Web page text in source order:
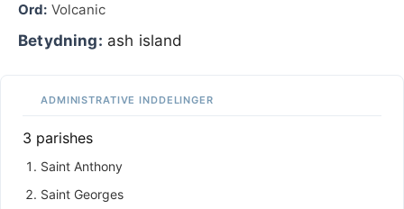
Ord: Volcanic
Betydning: ash island
ADMINISTRATIVE INDDELINGER
3 parishes
Saint Anthony
Saint Georges